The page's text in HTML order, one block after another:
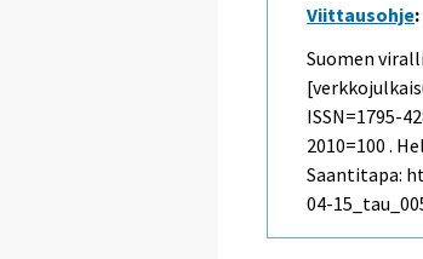
Viittausohje:
Suomen
ISSN=1795-
2010=100 .
Saantitapa:
04-